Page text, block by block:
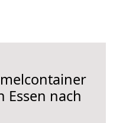
Essen nach